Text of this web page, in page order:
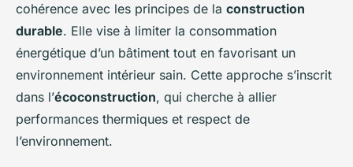
cohérence avec les principes de la construction
durable. Elle vise à limiter la consommation
énergétique d’un bâtiment tout en favorisant un
environnement intérieur sain. Cette approche s’inscrit
dans l’écoconstruction, qui cherche à allier
performances thermiques et respect de
l’environnement.